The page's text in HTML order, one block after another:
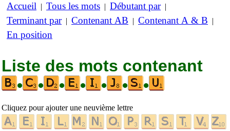
Accueil | Tous les mots | Débutant par|
Terminant par| Contenant AB | Contenant A & B |
En position
Liste des mots contenant
•
• • • • • •
Cliquez pour ajouter une neuvième lettre